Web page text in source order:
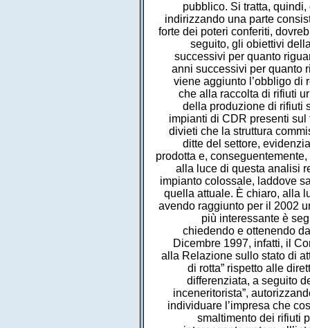
pubblico. Si tratta,
indirizzando una parte
forte dei poteri conferiti,
seguito, gli obiettivi
successivi per quanto
anni successivi per quanto
viene aggiunto l’obbligo di
che alla raccolta di rifiuti
della produzione di rifiuti
impianti di CDR presenti
divieti che la struttura
ditte del settore,
prodotta e,
alla luce di questa analisi
impianto colossale, laddove
quella attuale. È chiaro, alla
avendo raggiunto per il 2002
più interessante è
chiedendo e ottenendo
Dicembre 1997, infatti, il
alla Relazione sullo stato di
di rotta” rispetto alle
differenziata, a seguito
inceneritorista”,
individuare l’impresa che
smaltimento dei rifiuti